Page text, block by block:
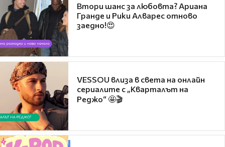
Втори шанс за любовта? Ариана
Гранде и Рики Алварес отново
заедно!😍
VESSOU влиза в света на онлайн
сериалите с „Кварталът на
Реджо“ 🤩🎬